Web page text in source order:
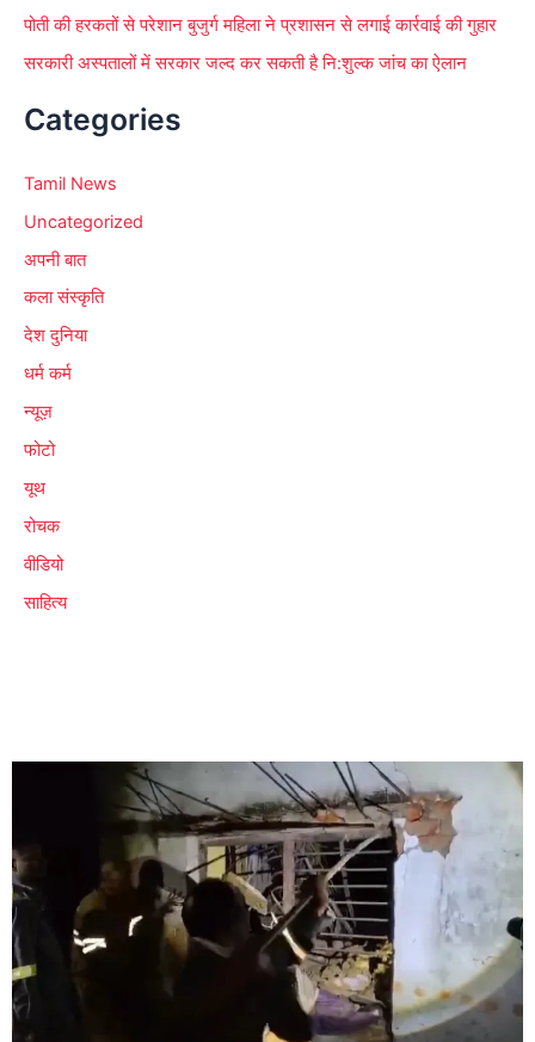
पोती की हरकतों से परेशान बुजुर्ग महिला ने प्रशासन से लगाई कार्रवाई की गुहार
सरकारी अस्पतालों में सरकार जल्द कर सकती है नि:शुल्क जांच का ऐलान
Categories
Tamil News
Uncategorized
अपनी बात
कला संस्कृति
देश दुनिया
धर्म कर्म
न्यूज़
फोटो
यूथ
रोचक
वीडियो
साहित्य